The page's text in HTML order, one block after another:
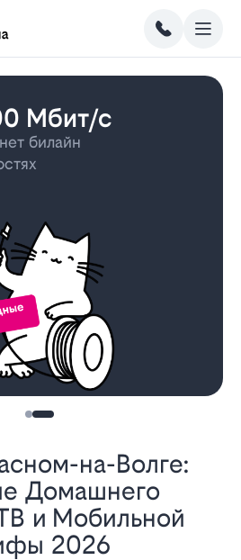
Мбит/с
билайн
Домашнего
и Мобильной
2026